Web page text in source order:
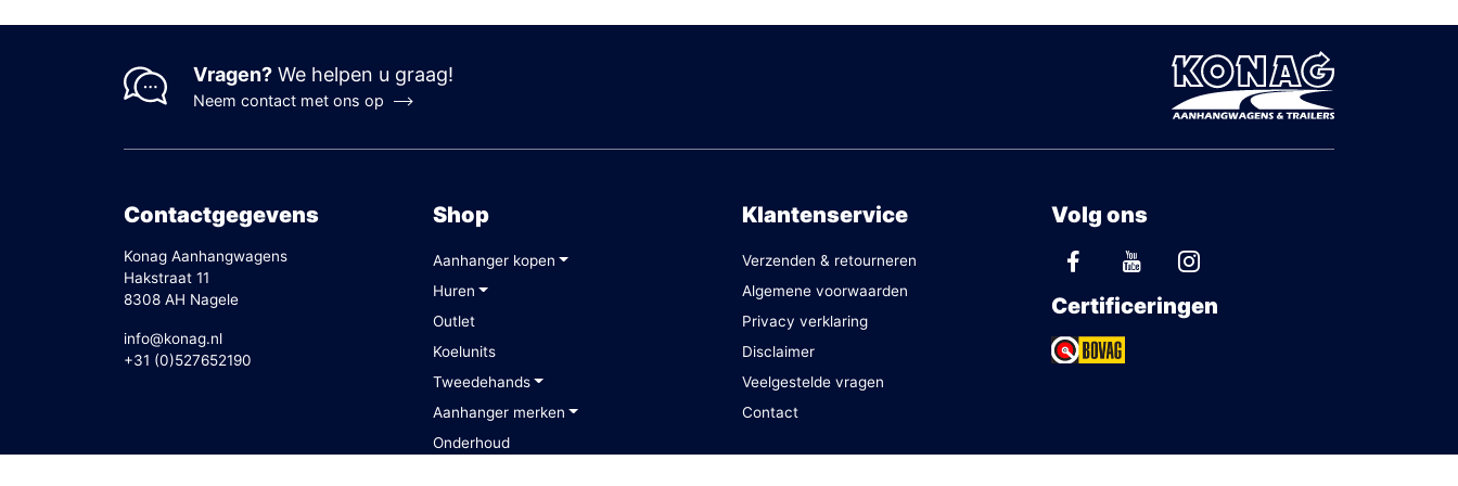
Vragen? We helpen u graag!
Neem contact met ons op
Contactgegevens
Konag Aanhangwagens
Hakstraat 11
8308 AH Nagele
info@konag.nl
+31 (0)527652190
Shop
Aanhanger kopen
Huren
Outlet
Koelunits
Tweedehands
Aanhanger merken
Onderhoud
Klantenservice
Verzenden & retourneren
Algemene voorwaarden
Privacy verklaring
Disclaimer
Veelgestelde vragen
Contact
Volg ons
Certificeringen